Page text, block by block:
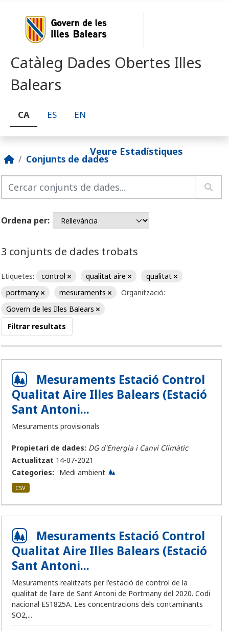
Catàleg Dades Obertes Illes
Balears
CA ES EN
Veure Estadístiques
Conjunts de dades
Ordena per
3 conjunts de dades trobats
Etiquetes: control qualitat aire
qualitat
portmany
mesuraments
Organització:
Govern de les Illes Balears
Filtrar resultats
Mesuraments Estació Control
Qualitat Aire Illes Balears (Estació
Sant Antoni...
Mesuraments provisionals
Propietari de dades: DG d'Energia i Canvi Climàtic
Actualitzat 14-07-2021
Categories:
Medi ambient
CSV
Mesuraments Estació Control
Qualitat Aire Illes Balears (Estació
Sant Antoni...
Mesuraments realitzats per l'estació de control de la
qualitat de l'aire de Sant Antoni de Portmany del 2020. Codi
nacional ES1825A. Les concentracions dels contaminants
SO2,...